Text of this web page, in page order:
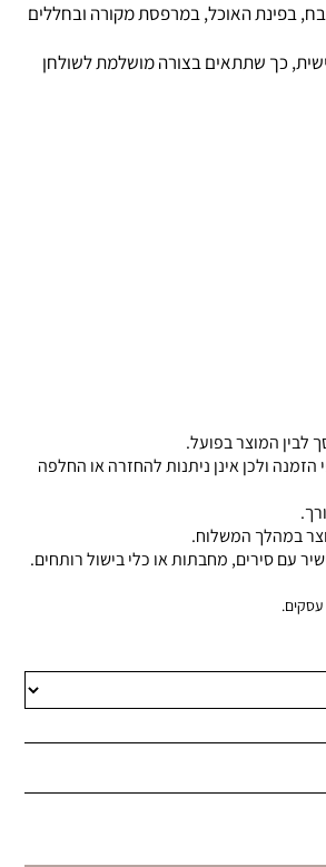
בפינת האוכל, במרפסת מקורה ובחללים
כך שתתאים בצורה מושלמת לשולחן
לבין המוצר בפועל.
ולכן אינן ניתנות להחזרה או החלפה
במהלך המשלוח.
עם סירים, מחבתות או כלי בישול רותחים.